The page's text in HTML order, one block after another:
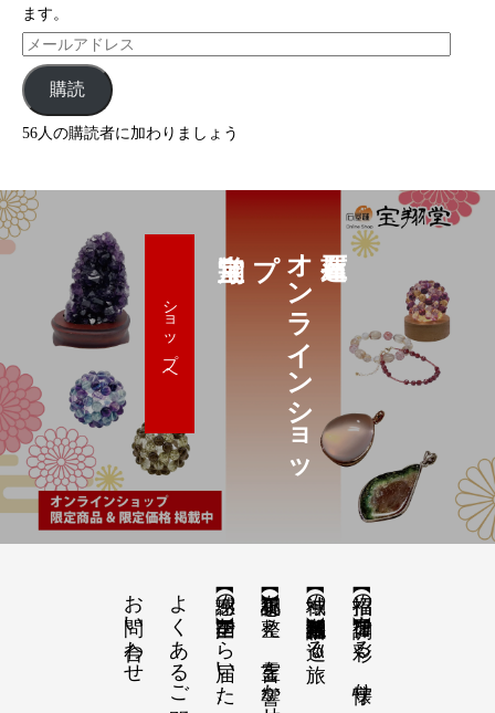
ます。
購読
56人の購読者に加わりましょう
オ
ン
ラ
イ
ン
シ
ョ
ッ
プ
ショップへ
【招福の調律】日々を彩る、懐守り
【神域の系譜】神社仏閣・自然を巡る旅
【祝詞集】心を整え、言霊を響かせる
よくあるご質問
お問い合わせ